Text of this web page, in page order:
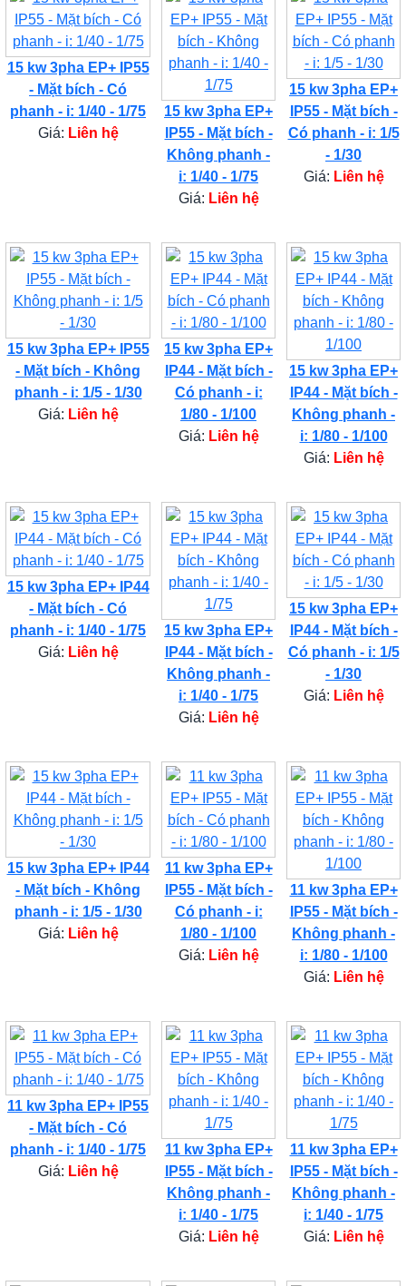
15 kw 3pha EP+ IP55
- Mặt bích - Có
phanh - i: 1/40 - 1/75
Giá: Liên hệ
15 kw 3pha EP+
IP55 - Mặt bích -
Không phanh -
i: 1/40 - 1/75
Giá: Liên hệ
15 kw 3pha EP+
IP55 - Mặt bích -
Có phanh - i: 1/5
- 1/30
Giá: Liên hệ
15 kw 3pha EP+ IP55
- Mặt bích - Không
phanh - i: 1/5 - 1/30
Giá: Liên hệ
15 kw 3pha EP+
IP44 - Mặt bích -
Có phanh - i:
1/80 - 1/100
Giá: Liên hệ
15 kw 3pha EP+
IP44 - Mặt bích -
Không phanh -
i: 1/80 - 1/100
Giá: Liên hệ
15 kw 3pha EP+ IP44
- Mặt bích - Có
phanh - i: 1/40 - 1/75
Giá: Liên hệ
15 kw 3pha EP+
IP44 - Mặt bích -
Không phanh -
i: 1/40 - 1/75
Giá: Liên hệ
15 kw 3pha EP+
IP44 - Mặt bích -
Có phanh - i: 1/5
- 1/30
Giá: Liên hệ
15 kw 3pha EP+ IP44
- Mặt bích - Không
phanh - i: 1/5 - 1/30
Giá: Liên hệ
11 kw 3pha EP+
IP55 - Mặt bích -
Có phanh - i:
1/80 - 1/100
Giá: Liên hệ
11 kw 3pha EP+
IP55 - Mặt bích -
Không phanh -
i: 1/80 - 1/100
Giá: Liên hệ
11 kw 3pha EP+ IP55
- Mặt bích - Có
phanh - i: 1/40 - 1/75
Giá: Liên hệ
11 kw 3pha EP+
IP55 - Mặt bích -
Không phanh -
i: 1/40 - 1/75
Giá: Liên hệ
11 kw 3pha EP+
IP55 - Mặt bích -
Không phanh -
i: 1/40 - 1/75
Giá: Liên hệ